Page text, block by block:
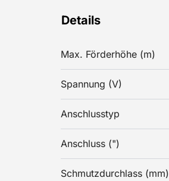
Details
Max. Förderhöhe (m)
Spannung (V)
Anschlusstyp
Anschluss (")
Schmutzdurchlass (mm)